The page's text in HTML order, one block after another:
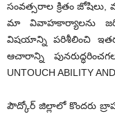
సంవత్సరాల క్రితం
మా వివాహకార్యాలను
విషయాన్ని పరిశీలించి
ఆచారాన్ని
UNTOUCH ABILITY
పౌద్కోర్ జిల్లాలో కొందరు